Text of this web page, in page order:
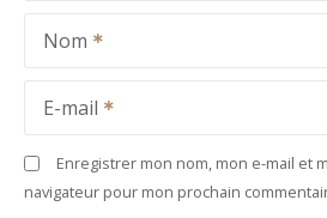
Nom
E-mail
Enregistrer mon nom, mon e-mail et
navigateur pour mon prochain